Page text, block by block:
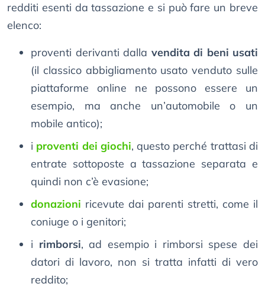
redditi esenti da tassazione e si può fare un breve
elenco:
proventi derivanti dalla vendita di beni usati
(il classico abbigliamento usato venduto sulle
piattaforme online ne possono essere un
esempio, ma anche un’automobile o un
mobile antico);
i proventi dei giochi, questo perché trattasi di
entrate sottoposte a tassazione separata e
quindi non c’è evasione;
donazioni ricevute dai parenti stretti, come il
coniuge o i genitori;
i rimborsi, ad esempio i rimborsi spese dei
datori di lavoro, non si tratta infatti di vero
reddito;